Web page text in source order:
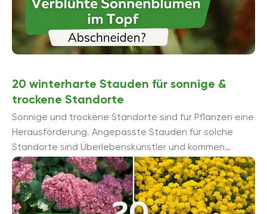
20 winterharte Stauden für sonnige &
trockene Standorte
Sonnige und trockene Standorte sind für Pflanzen eine
Herausforderung. Angepasste Stauden für solche
Standorte sind Überlebenskünstler und kommen
sowohl mit einem heißen Sommer als auch mit ...